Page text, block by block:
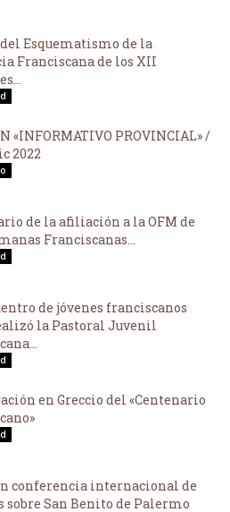
del Esquematismo de la
Franciscana de los XII
«INFORMATIVO PROVINCIAL» /
2022
de la afiliación a la OFM de
Franciscanas...
de jóvenes franciscanos
la Pastoral Juvenil
en Greccio del «Centenario
conferencia internacional de
sobre San Benito de Palermo